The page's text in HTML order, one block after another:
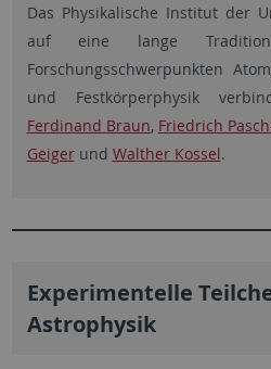
Das Physikalische Institut der
auf eine lange
Forschungsschwerpunkten
und Festkörperphysik
Ferdinand Braun, Friedrich
Geigerund Walther Kossel.
Experimentelle
Astrophysik